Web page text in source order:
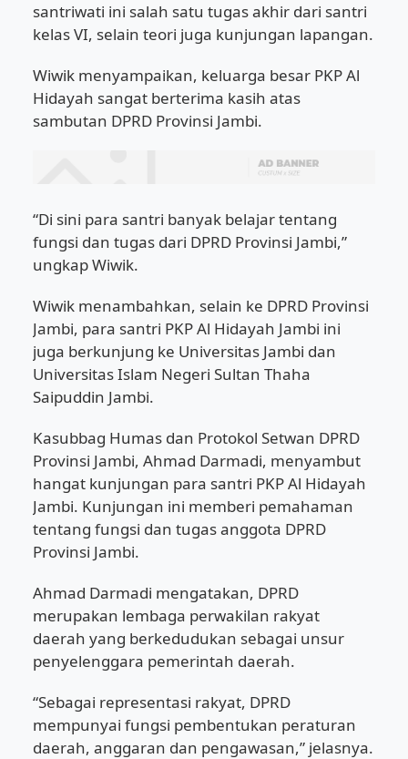
santriwati ini salah satu tugas akhir dari santri
kelas VI, selain teori juga kunjungan lapangan.
Wiwik menyampaikan, keluarga besar PKP Al
Hidayah sangat berterima kasih atas
sambutan DPRD Provinsi Jambi.
“Di sini para santri banyak belajar tentang
fungsi dan tugas dari DPRD Provinsi Jambi,”
ungkap Wiwik.
Wiwik menambahkan, selain ke DPRD Provinsi
Jambi, para santri PKP Al Hidayah Jambi ini
juga berkunjung ke Universitas Jambi dan
Universitas Islam Negeri Sultan Thaha
Saipuddin Jambi.
Kasubbag Humas dan Protokol Setwan DPRD
Provinsi Jambi, Ahmad Darmadi, menyambut
hangat kunjungan para santri PKP Al Hidayah
Jambi. Kunjungan ini memberi pemahaman
tentang fungsi dan tugas anggota DPRD
Provinsi Jambi.
Ahmad Darmadi mengatakan, DPRD
merupakan lembaga perwakilan rakyat
daerah yang berkedudukan sebagai unsur
penyelenggara pemerintah daerah.
“Sebagai representasi rakyat, DPRD
mempunyai fungsi pembentukan peraturan
daerah, anggaran dan pengawasan,” jelasnya.